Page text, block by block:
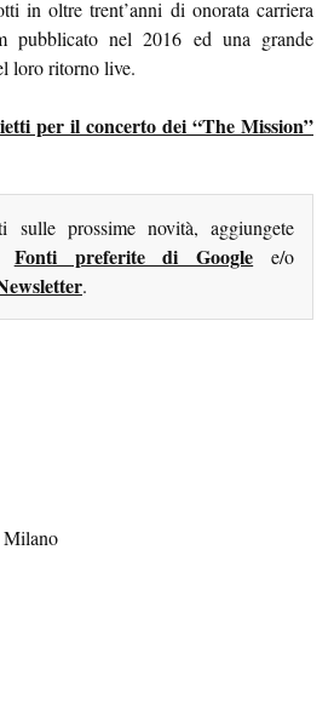
in oltre trent’anni di onorata carriera
pubblicato nel 2016 ed una grande
loro ritorno live.
per il concerto dei “The Mission”
sulle prossime novità, aggiungete
Fonti preferite di Google e/o
.